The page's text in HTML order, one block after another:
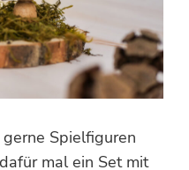
Spielfiguren
mal ein Set mit